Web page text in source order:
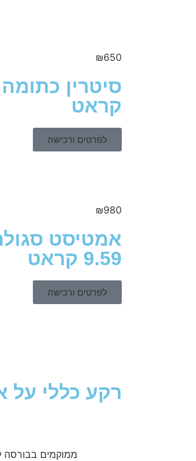
₪650
קראט
לפרטים ורכישה
₪980
אמטיסט
9.59 קראט
לפרטים ורכישה
רקע כללי על
ממוקמים בבורסה